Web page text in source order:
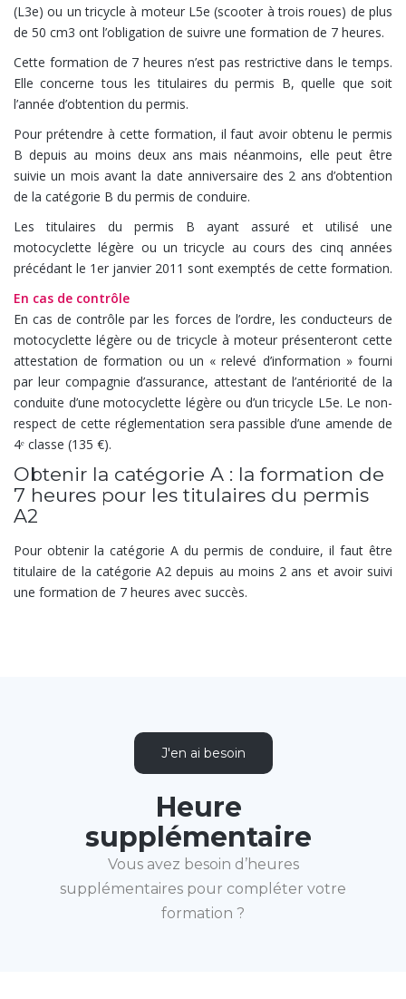
(L3e) ou un tricycle à moteur L5e (scooter à trois roues) de plus
de 50 cm3 ont l’obligation de suivre une formation de 7 heures.
Cette formation de 7 heures n’est pas restrictive dans le temps.
Elle concerne tous les titulaires du permis B, quelle que soit
l’année d’obtention du permis.
Pour prétendre à cette formation, il faut avoir obtenu le permis
B depuis au moins deux ans mais néanmoins, elle peut être
suivie un mois avant la date anniversaire des 2 ans d’obtention
de la catégorie B du permis de conduire.
Les titulaires du permis B ayant assuré et utilisé une
motocyclette légère ou un tricycle au cours des cinq années
précédant le 1er janvier 2011 sont exemptés de cette formation.
En cas de contrôle
En cas de contrôle par les forces de l’ordre, les conducteurs de
motocyclette légère ou de tricycle à moteur présenteront cette
attestation de formation ou un « relevé d’information » fourni
par leur compagnie d’assurance, attestant de l’antériorité de la
conduite d’une motocyclette légère ou d’un tricycle L5e. Le non-
respect de cette réglementation sera passible d’une amende de
4ᵉ classe (135 €).
Obtenir la catégorie A : la formation de
7 heures pour les titulaires du permis
A2
Pour obtenir la catégorie A du permis de conduire, il faut être
titulaire de la catégorie A2 depuis au moins 2 ans et avoir suivi
une formation de 7 heures avec succès.
J'en ai besoin
Heure
supplémentaire
Vous avez besoin d’heures
supplémentaires pour compléter votre
formation ?